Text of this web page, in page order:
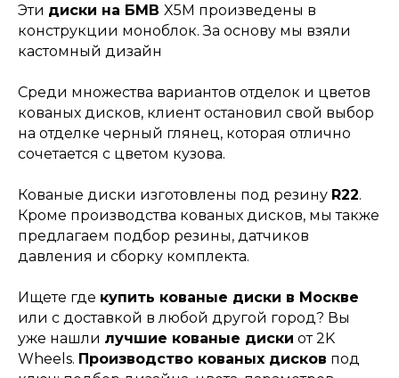
Эти диски на БМВ X5M произведены в
конструкции моноблок. За основу мы взяли
кастомный дизайн
Среди множества вариантов отделок и цветов
кованых дисков, клиент остановил свой выбор
на отделке черный глянец, которая отлично
сочетается с цветом кузова.
Кованые диски изготовлены под резину R22.
Кроме производства кованых дисков, мы также
предлагаем подбор резины, датчиков
давления и сборку комплекта.
Ищете где купить кованые диски в Москве
или с доставкой в любой другой город? Вы
уже нашли лучшие кованые диски от 2K
Wheels. Производство кованых дисков под